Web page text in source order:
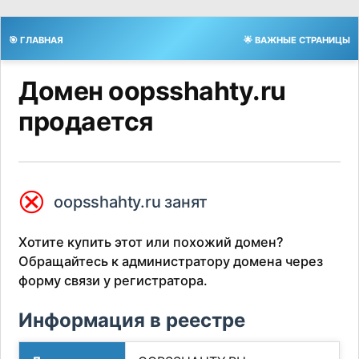
🎯 ГЛАВНАЯ 🌟 ВАЖНЫЕ СТРАНИЦЫ
Домен oopsshahty.ru
продается
⮿ oopsshahty.ru занят
Хотите купить этот или похожий домен?
Обращайтесь к администратору домена через
форму связи у регистратора.
Информация в реестре